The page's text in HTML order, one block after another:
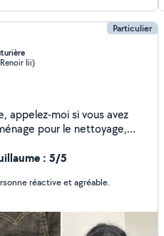
Particulier
Iii)
appelez-moi si vous avez
parle anglais aussi.
: 5/5
réactive et agréable.